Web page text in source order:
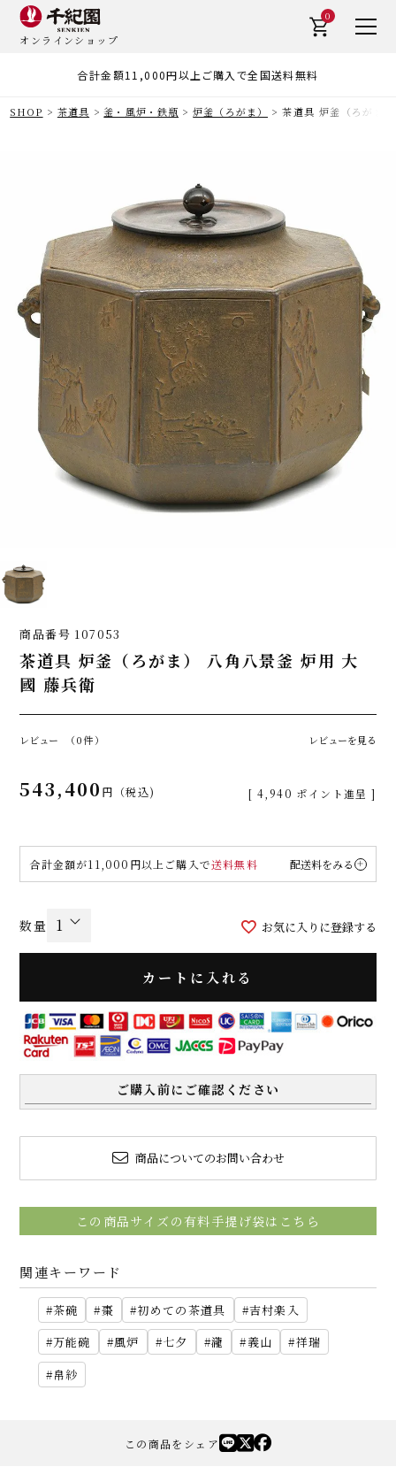
合計金額11,000円以上ご購入で全国送料無料
オンラインショップ
0
SHOP 茶道具 釜・風炉・鉄瓶 炉釜（ろがま） 茶道具 炉釜（ろがま
商品番号 107053
茶道具 炉釜（ろがま） 八角八景釜 炉用 大
國 藤兵衛
レビュー （0件） レビューを見る
543,400 税込 [ 4,940 ポイント進呈 ]
合計金額が11,000円以上ご購入で送料無料 配送料をみる
お気に入りに登録する
カートに入れる
ご購入前にご確認ください
商品についてのお問い合わせ
この商品サイズの有料手提げ袋はこちら
関連キーワード
茶碗 棗 初めての茶道具
吉村楽入
万能碗
風炉 七夕 瀧 義山
祥瑞
帛紗
この商品をシェア